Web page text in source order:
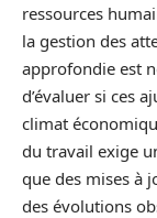
ressources
la gestion des
approfondie est
d’évaluer si ces
climat
du travail exige
que des mises à
des évolutions